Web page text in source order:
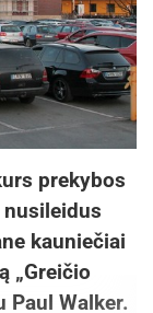
prekybos
nusileidus
kauniečiai
„Greičio
Paul Walker.